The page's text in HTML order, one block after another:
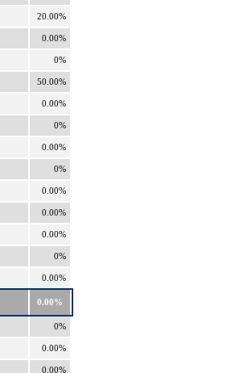
20.00%
0.00%
0%
50.00%
0.00%
0%
0.00%
0%
0.00%
0.00%
0.00%
0%
0.00%
0.00%
0%
0.00%
0.00%